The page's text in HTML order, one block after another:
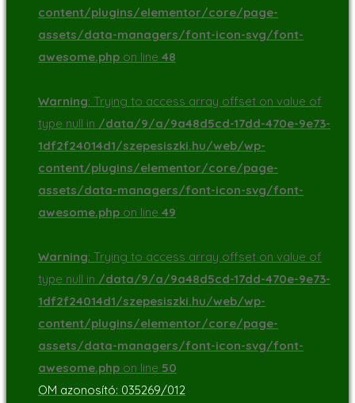
content/plugins/elementor/core/page-
assets/data-managers/font-icon-svg/font-
awesome.php on line 48
Warning: Trying to access array offset on value of
type null in /data/9/a/9a48d5cd-17dd-470e-9e73-
1df2f24014d1/szepesiszki.hu/web/wp-
content/plugins/elementor/core/page-
assets/data-managers/font-icon-svg/font-
awesome.php on line 49
Warning: Trying to access array offset on value of
type null in /data/9/a/9a48d5cd-17dd-470e-9e73-
1df2f24014d1/szepesiszki.hu/web/wp-
content/plugins/elementor/core/page-
assets/data-managers/font-icon-svg/font-
awesome.php on line 50
OM azonosító: 035269/012